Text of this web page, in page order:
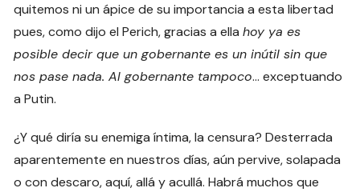
quitemos ni un ápice de su importancia a esta libertad
pues, como dijo el Perich, gracias a ellahoy ya es
posible decir que un gobernante es un inútil sin que
nos pase nada. Al gobernante tampoco… exceptuando
a Putin.
¿Y qué diría su enemiga íntima, la censura? Desterrada
aparentemente en nuestros días, aún pervive, solapada
o con descaro, aquí, allá y acullá. Habrá muchos que